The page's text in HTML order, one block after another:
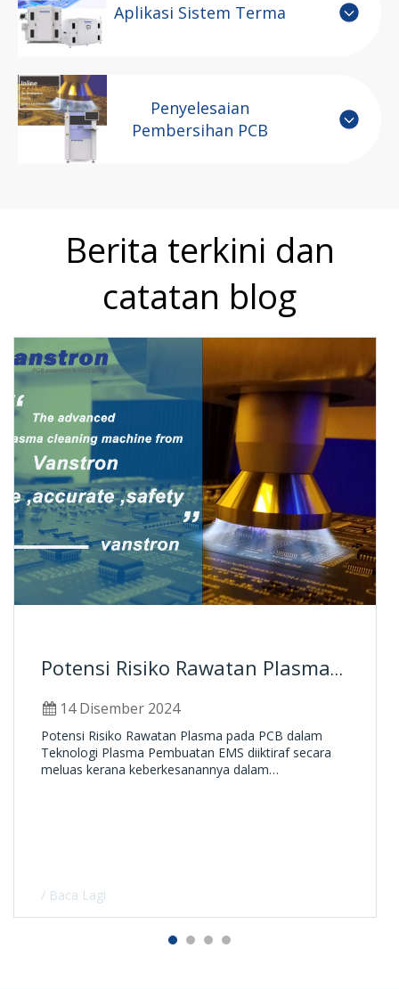
Aplikasi Sistem Terma
Penyelesaian
Pembersihan PCB
Berita terkini dan
catatan blog
Potensi Risiko Rawatan Plasma
pada PCB dalam Pembuatan
EMS14 Disember 2024
Potensi Risiko Rawatan Plasma pada PCB dalam
Teknologi Plasma Pembuatan EMS diiktiraf secara
meluas kerana keberkesanannya dalam
/ Baca Lagi